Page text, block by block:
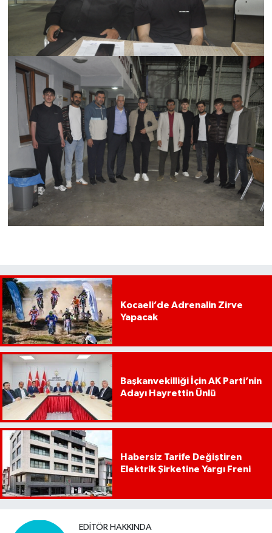
Kocaeli’de Adrenalin Zirve
Yapacak
Başkanvekilliği İçin AK Parti’nin
Adayı Hayrettin Ünlü
Habersiz Tarife Değiştiren
Elektrik Şirketine Yargı Freni
EDITÖR HAKKINDA